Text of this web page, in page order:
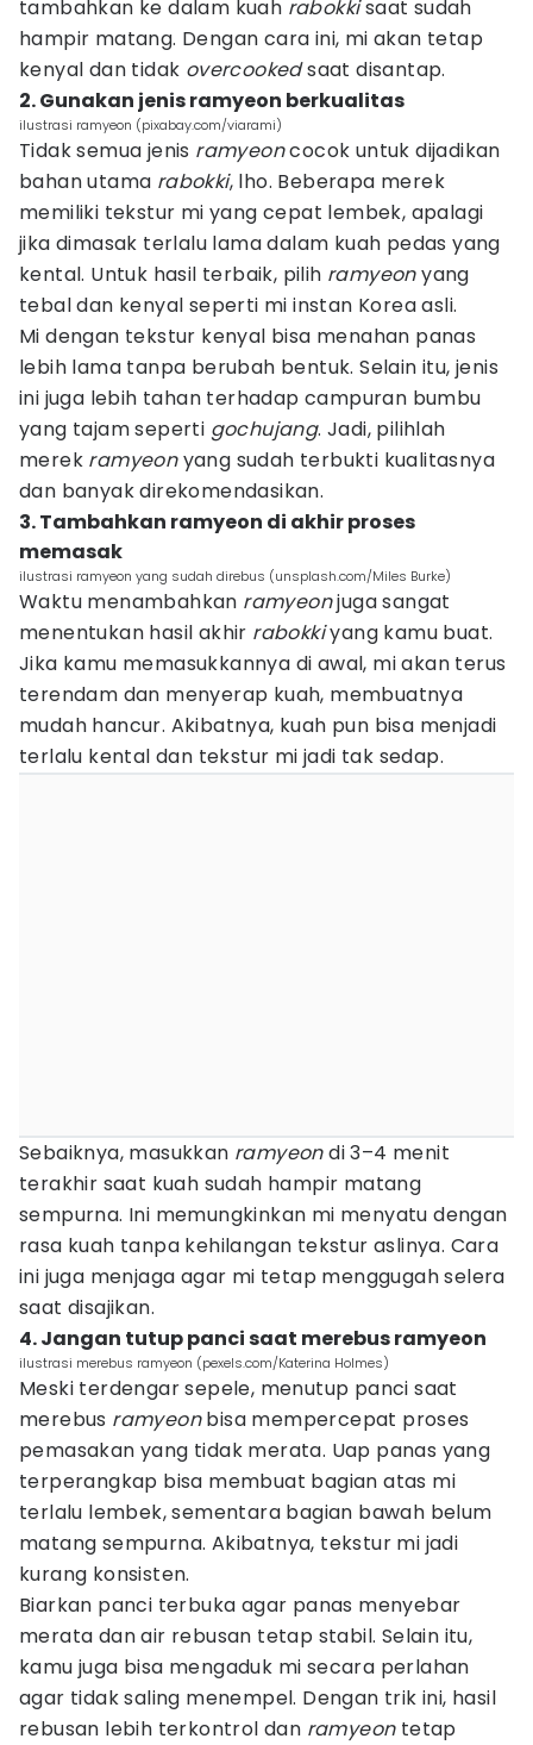
tambahkan ke dalam kuah rabokkisaat sudah
hampir matang. Dengan cara ini, mi akan tetap
kenyal dan tidak overcookedsaat disantap.
2. Gunakan jenis ramyeon berkualitas
ilustrasi ramyeon (pixabay.com/viarami)
Tidak semua jenis ramyeoncocok untuk dijadikan
bahan utama rabokki, lho. Beberapa merek
memiliki tekstur mi yang cepat lembek, apalagi
jika dimasak terlalu lama dalam kuah pedas yang
kental. Untuk hasil terbaik, pilih ramyeonyang
tebal dan kenyal seperti mi instan Korea asli.
Mi dengan tekstur kenyal bisa menahan panas
lebih lama tanpa berubah bentuk. Selain itu, jenis
ini juga lebih tahan terhadap campuran bumbu
yang tajam seperti gochujang. Jadi, pilihlah
merek ramyeonyang sudah terbukti kualitasnya
dan banyak direkomendasikan.
3. Tambahkan ramyeon di akhir proses
memasak
ilustrasi ramyeon yang sudah direbus (unsplash.com/Miles Burke)
Waktu menambahkan ramyeonjuga sangat
menentukan hasil akhir rabokkiyang kamu buat.
Jika kamu memasukkannya di awal, mi akan terus
terendam dan menyerap kuah, membuatnya
mudah hancur. Akibatnya, kuah pun bisa menjadi
terlalu kental dan tekstur mi jadi tak sedap.
Sebaiknya, masukkan ramyeondi 3–4 menit
terakhir saat kuah sudah hampir matang
sempurna. Ini memungkinkan mi menyatu dengan
rasa kuah tanpa kehilangan tekstur aslinya. Cara
ini juga menjaga agar mi tetap menggugah selera
saat disajikan.
4. Jangan tutup panci saat merebus ramyeon
ilustrasi merebus ramyeon (pexels.com/Katerina Holmes)
Meski terdengar sepele, menutup panci saat
merebus ramyeonbisa mempercepat proses
pemasakan yang tidak merata. Uap panas yang
terperangkap bisa membuat bagian atas mi
terlalu lembek, sementara bagian bawah belum
matang sempurna. Akibatnya, tekstur mi jadi
kurang konsisten.
Biarkan panci terbuka agar panas menyebar
merata dan air rebusan tetap stabil. Selain itu,
kamu juga bisa mengaduk mi secara perlahan
agar tidak saling menempel. Dengan trik ini, hasil
rebusan lebih terkontrol dan ramyeontetap